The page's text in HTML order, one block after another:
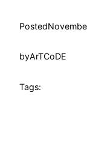
Posted
byArTCoDE
Tags: